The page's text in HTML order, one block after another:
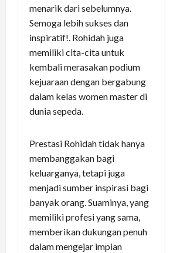
menarik dari sebelumnya.
Semoga lebih sukses dan
inspiratif!. Rohidah juga
memiliki cita-cita untuk
kembali merasakan podium
kejuaraan dengan bergabung
dalam kelas women master di
dunia sepeda.
Prestasi Rohidah tidak hanya
membanggakan bagi
keluarganya, tetapi juga
menjadi sumber inspirasi bagi
banyak orang. Suaminya, yang
memiliki profesi yang sama,
memberikan dukungan penuh
dalam mengejar impian